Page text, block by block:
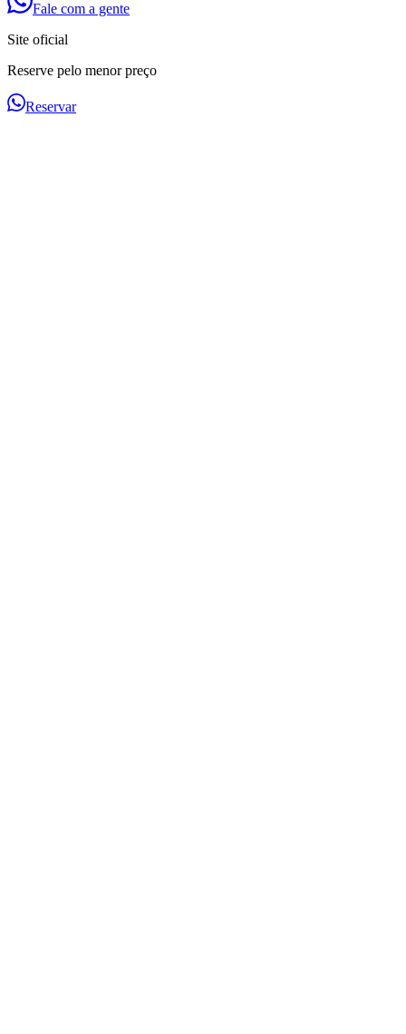
Fale com a gente
Site oficial
Reserve pelo menor preço
Reservar